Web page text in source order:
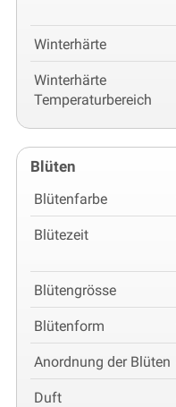
Winterhärte
Winterhärte
Temperaturbereich
Blüten
Blütenfarbe
Blütezeit
Blütengrösse
Blütenform
Anordnung der Blüten
Duft